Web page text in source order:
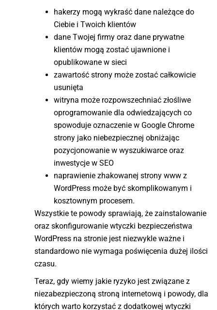
hakerzy mogą wykraść dane należące do
Ciebie i Twoich klientów
dane Twojej firmy oraz dane prywatne
klientów mogą zostać ujawnione i
opublikowane w sieci
zawartość strony może zostać całkowicie
usunięta
witryna może rozpowszechniać złośliwe
oprogramowanie dla odwiedzających co
spowoduje oznaczenie w Google Chrome
strony jako niebezpiecznej obniżając
pozycjonowanie w wyszukiwarce oraz
inwestycje w SEO
naprawienie zhakowanej strony www z
WordPress może być skomplikowanym i
kosztownym procesem.
Wszystkie te powody sprawiają, że zainstalowanie
oraz skonfigurowanie wtyczki bezpieczeństwa
WordPress na stronie jest niezwykle ważne i
standardowo nie wymaga poświęcenia dużej ilości
czasu.
Teraz, gdy wiemy jakie ryzyko jest związane z
niezabezpieczoną stroną internetową i powody, dla
których warto korzystać z dodatkowej wtyczki